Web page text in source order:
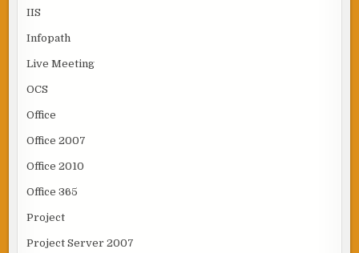
IIS
Infopath
Live Meeting
OCS
Office
Office 2007
Office 2010
Office 365
Project
Project Server 2007